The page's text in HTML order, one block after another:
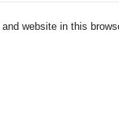
website in this